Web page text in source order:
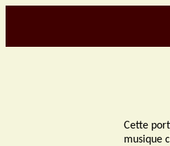
Cette
musique